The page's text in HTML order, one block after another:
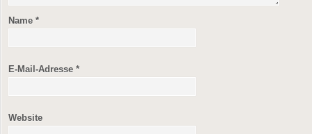
Name *
E-Mail-Adresse *
Website